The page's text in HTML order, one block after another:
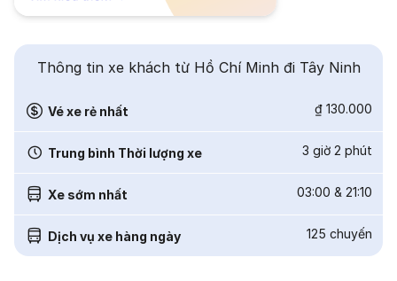
Thông tin xe khách từ Hồ Chí Minh đi Tây Ninh
Vé xe rẻ nhất ₫ 130.000
Trung bình Thời lượng xe 3 giờ 2 phút
Xe sớm nhất 03:00 & 21:10
Dịch vụ xe hàng ngày 125 chuyến